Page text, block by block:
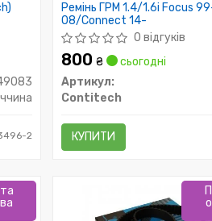
2
Ремінь ГРМ 1.4/1.6i Focus
08/Connect 14-
0 відгуків
800₴
сьогодні
Артикул:
Contitech
КУПИТИ